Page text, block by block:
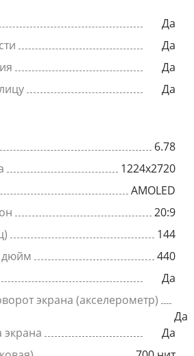
Да
Да
Да
Да
6.78
1224x2720
AMOLED
20:9
144
дюйм
440
Да
экрана (акселерометр)
Да
экрана
Да